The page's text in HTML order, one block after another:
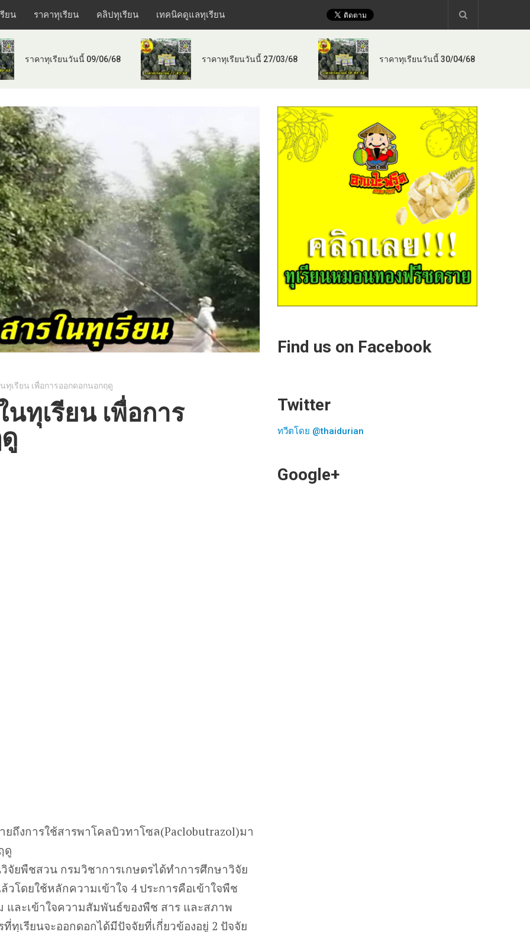
ยน ราคาทุเรียน คลิปทุเรียน เทคนิคดูแลทุเรียน
ราคาทุเรียนวันนี้ 09/06/68 ราคาทุเรียนวันนี้ 27/03/68 ราคาทุเรียนวันนี้ 30/04/68
ทุเรียน เพื่อการออกดอกนอกฤดู
ทุเรียน เพื่อการ
ถึงการใช้สารพาโคลบิวทาโซล(Paclobutrazol)มา
ดู
ยพืชสวน กรมวิชาการเกษตรได้ทำการศึกษาวิจัย
โดยใช้หลักความเข้าใจ 4 ประการคือเข้าใจพืช
และเข้าใจความสัมพันธ์ของพืช สาร และสภาพ
ทุเรียนจะออกดอกได้มีปัจจัยที่เกี่ยวข้องอยู่ 2 ปัจจัย
Find us on Facebook
Twitter
ทวีตโดย @thaidurian
Google+